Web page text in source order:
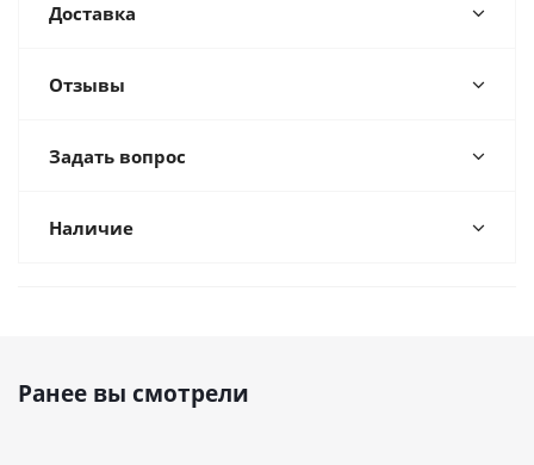
Доставка
Отзывы
Задать вопрос
Наличие
Ранее вы смотрели